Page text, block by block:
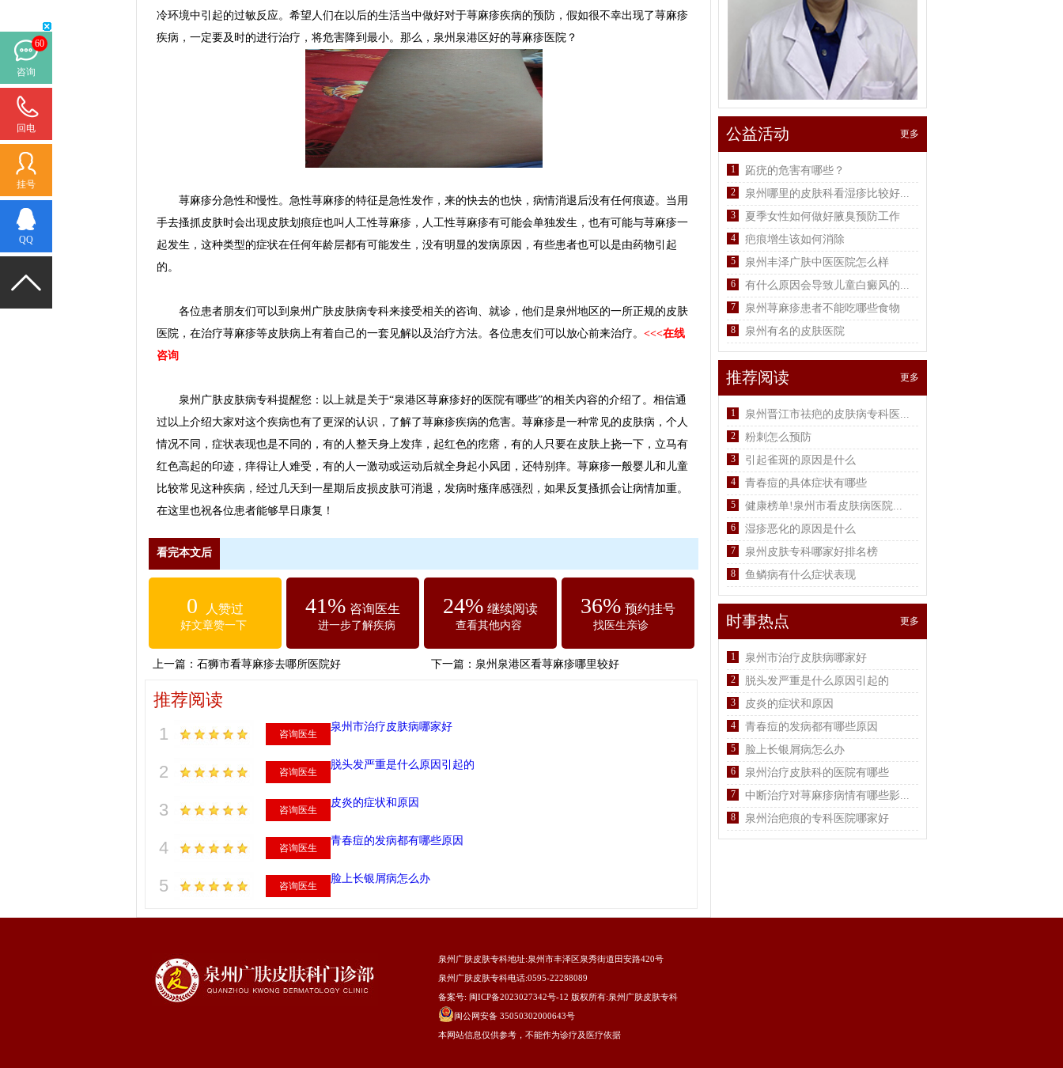
冷环境中引起的过敏反应。希望人们在以后的生活当中做好对于荨麻疹疾病的预防，假如很不幸出现了荨麻疹
疾病，一定要及时的进行治疗，将危害降到最小。那么，泉州泉港区好的荨麻疹医院？
荨麻疹分急性和慢性。急性荨麻疹的特征是急性发作，来的快去的也快，病情消退后没有任何痕迹。当用
手去搔抓皮肤时会出现皮肤划痕症也叫人工性荨麻疹，人工性荨麻疹有可能会单独发生，也有可能与荨麻疹一
起发生，这种类型的症状在任何年龄层都有可能发生，没有明显的发病原因，有些患者也可以是由药物引起
的。
各位患者朋友们可以到泉州广肤皮肤病专科来接受相关的咨询、就诊，他们是泉州地区的一所正规的皮肤
医院，在治疗荨麻疹等皮肤病上有着自己的一套见解以及治疗方法。各位患友们可以放心前来治疗。 <<<在线
咨询
泉州广肤皮肤病专科提醒您：以上就是关于“泉港区荨麻疹好的医院有哪些”的相关内容的介绍了。相信通
过以上介绍大家对这个疾病也有了更深的认识，了解了荨麻疹疾病的危害。荨麻疹是一种常见的皮肤病，个人
情况不同，症状表现也是不同的，有的人整天身上发痒，起红色的疙瘩，有的人只要在皮肤上挠一下，立马有
红色高起的印迹，痒得让人难受，有的人一激动或运动后就全身起小风团，还特别痒。荨麻疹一般婴儿和儿童
比较常见这种疾病，经过几天到一星期后皮损皮肤可消退，发病时瘙痒感强烈，如果反复搔抓会让病情加重。
在这里也祝各位患者能够早日康复！
看完本文后
0 人赞过
好文章赞一下
41% 咨询医生
进一步了解疾病
24% 继续阅读
查看其他内容
36% 预约挂号
找医生亲诊
上一篇： 石狮市看荨麻疹去哪所医院好 下一篇： 泉州泉港区看荨麻疹哪里较好
推荐阅读
1
泉州市治疗皮肤病哪家好
咨询医生
2 脱头发严重是什么原因引起的
咨询医生
3 皮炎的症状和原因
咨询医生
4 青春痘的发病都有哪些原因
咨询医生
5 脸上长银屑病怎么办
咨询医生
公益活动 更多
1 跖疣的危害有哪些？
2 泉州哪里的皮肤科看湿疹比较好...
3 夏季女性如何做好腋臭预防工作
4 疤痕增生该如何消除
5 泉州丰泽广肤中医医院怎么样
6 有什么原因会导致儿童白癜风的...
7 泉州荨麻疹患者不能吃哪些食物
8 泉州有名的皮肤医院
推荐阅读 更多
1 泉州晋江市祛疤的皮肤病专科医...
2 粉刺怎么预防
3 引起雀斑的原因是什么
4 青春痘的具体症状有哪些
5 健康榜单!泉州市看皮肤病医院...
6 湿疹恶化的原因是什么
7 泉州皮肤专科哪家好排名榜
8 鱼鳞病有什么症状表现
时事热点 更多
1 泉州市治疗皮肤病哪家好
2 脱头发严重是什么原因引起的
3 皮炎的症状和原因
4 青春痘的发病都有哪些原因
5 脸上长银屑病怎么办
6 泉州治疗皮肤科的医院有哪些
7 中断治疗对荨麻疹病情有哪些影...
8 泉州治疤痕的专科医院哪家好
泉州广肤皮肤专科地址:泉州市丰泽区泉秀街道田安路420号
泉州广肤皮肤专科电话:0595-22288089
备案号: 闽ICP备2023027342号-12 版权所有:泉州广肤皮肤专科
闽公网安备 35050302000643号
本网站信息仅供参考，不能作为诊疗及医疗依据
60
咨询
回电
挂号
QQ